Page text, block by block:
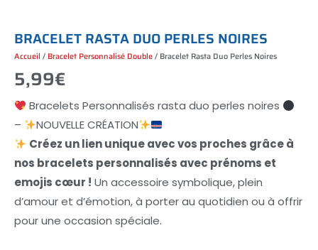
BRACELET RASTA DUO PERLES NOIRES
Accueil / Bracelet Personnalisé Double/ Bracelet Rasta Duo Perles Noires
5,99€
Bracelets Personnalisés rasta duo perles noires
–
NOUVELLE CRÉATION
Créez un lien unique avec vos proches grâce à
nos bracelets personnalisés avec prénoms et
emojis cœur ! Un accessoire symbolique, plein
d’amour et d’émotion, à porter au quotidien ou à offrir
pour une occasion spéciale.